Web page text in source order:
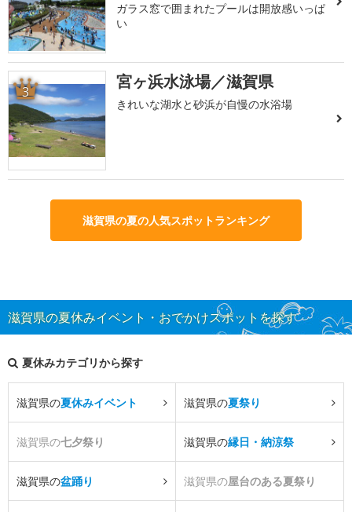
ガラス窓で囲まれたプールは開放感いっぱ
い
3 宮ヶ浜水泳場／滋賀県
きれいな湖水と砂浜が自慢の水浴場
滋賀県の夏の人気スポットランキング
滋賀県の夏休みイベント・おでかけスポットを探す
夏休みカテゴリから探す
滋賀県の夏休みイベント 滋賀県の夏祭り
滋賀県の七夕祭り 滋賀県の縁日・納涼祭
滋賀県の盆踊り 滋賀県の屋台のある夏祭り